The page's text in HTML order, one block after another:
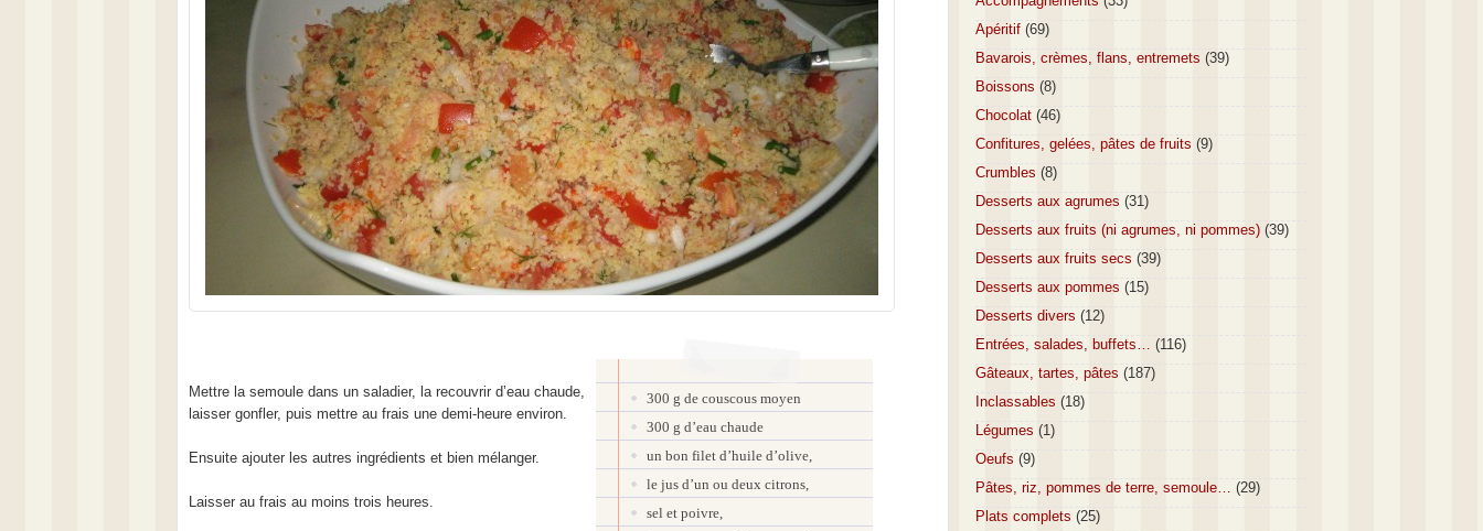
300 g de couscous moyen
300 g d’eau chaude
un bon filet d’huile d’olive,
le jus d’un ou deux citrons,
sel et poivre,
Mettre la semoule dans un saladier, la recouvrir d’eau chaude,
laisser gonfler, puis mettre au frais une demi-heure environ.
Ensuite ajouter les autres ingrédients et bien mélanger.
Laisser au frais au moins trois heures.
Apéritif (69)
Bavarois, crèmes, flans, entremets (39)
Boissons (8)
Chocolat (46)
Confitures, gelées, pâtes de fruits (9)
Crumbles (8)
Desserts aux agrumes (31)
Desserts aux fruits (ni agrumes, ni pommes) (39)
Desserts aux fruits secs (39)
Desserts aux pommes (15)
Desserts divers (12)
Entrées, salades, buffets… (116)
Gâteaux, tartes, pâtes (187)
Inclassables (18)
Légumes (1)
Oeufs (9)
Pâtes, riz, pommes de terre, semoule… (29)
Plats complets (25)